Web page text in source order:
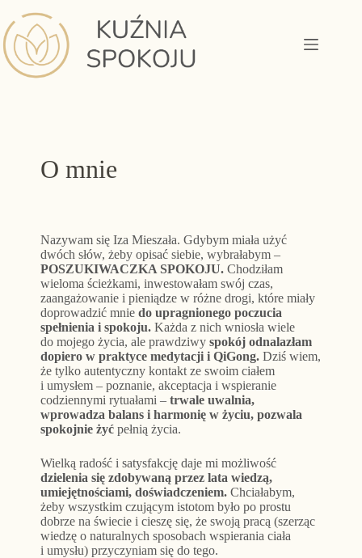
do
treści
O mnie
Nazywam się Iza Mieszała. Gdybym miała użyć
dwóch słów, żeby opisać siebie, wybrałabym –
POSZUKIWACZKA SPOKOJU. Chodziłam
wieloma ścieżkami, inwestowałam swój czas,
zaangażowanie i pieniądze w różne drogi, które miały
doprowadzić mnie do upragnionego poczucia
spełnienia i spokoju. Każda z nich wniosła wiele
do mojego życia, ale prawdziwy spokój odnalazłam
dopiero w praktyce medytacji i QiGong. Dziś wiem,
że tylko autentyczny kontakt ze swoim ciałem
i umysłem – poznanie, akceptacja i wspieranie
codziennymi rytuałami – trwale uwalnia,
wprowadza balans i harmonię w życiu, pozwala
spokojnie żyć pełnią życia.
Wielką radość i satysfakcję daje mi możliwość
dzielenia się zdobywaną przez lata wiedzą,
umiejętnościami, doświadczeniem. Chciałabym,
żeby wszystkim czującym istotom było po prostu
dobrze na świecie i cieszę się, że swoją pracą (szerząc
wiedzę o naturalnych sposobach wspierania ciała
i umysłu) przyczyniam się do tego.